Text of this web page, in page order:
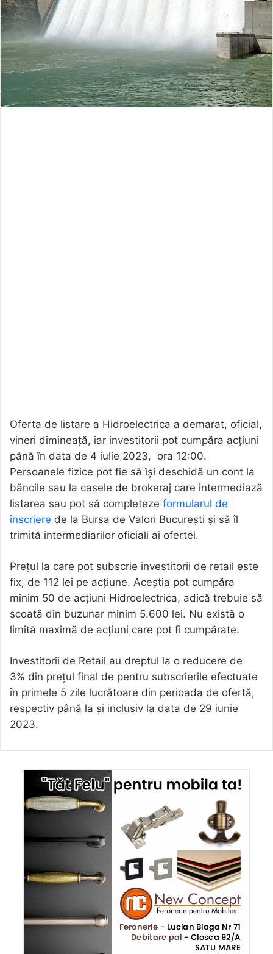
Oferta de listare a Hidroelectrica a demarat, oficial,
vineri dimineață, iar investitorii pot cumpăra acțiuni
până în data de 4 iulie 2023, ora 12:00.
Persoanele fizice pot fie să își deschidă un cont la
băncile sau la casele de brokeraj care intermediază
listarea sau pot să completeze formularul de
înscriere de la Bursa de Valori București și să îl
trimită intermediarilor oficiali ai ofertei.
Prețul la care pot subscrie investitorii de retail este
fix, de 112 lei pe acțiune. Aceștia pot cumpăra
minim 50 de acțiuni Hidroelectrica, adică trebuie să
scoată din buzunar minim 5.600 lei. Nu există o
limită maximă de acțiuni care pot fi cumpărate.
Investitorii de Retail au dreptul la o reducere de
3% din prețul final de pentru subscrierile efectuate
în primele 5 zile lucrătoare din perioada de ofertă,
respectiv până la și inclusiv la data de 29 iunie
2023.